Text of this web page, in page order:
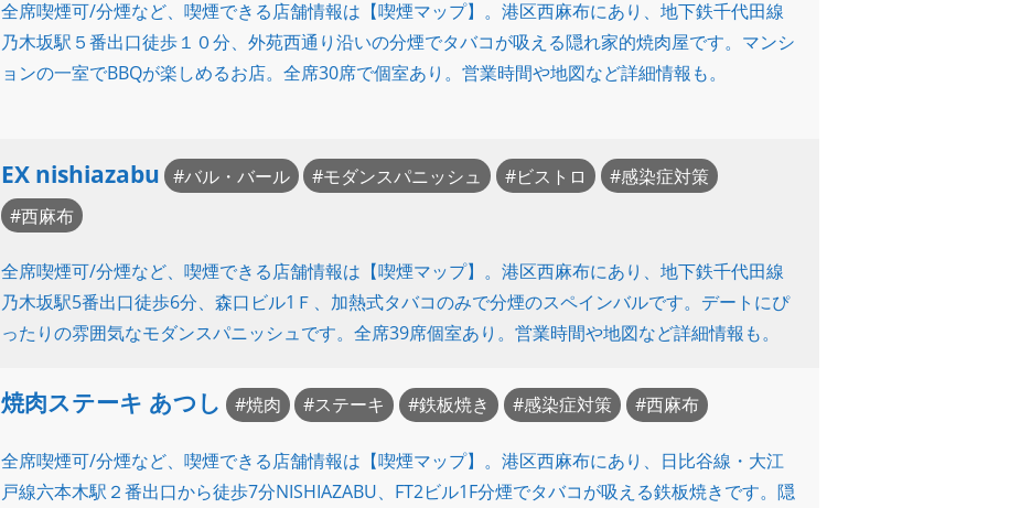
全席喫煙可/分煙など、喫煙できる店舗情報は【喫煙マップ】。港区西麻布にあり、地下鉄千代田線
乃木坂駅５番出口徒歩１０分、外苑西通り沿いの分煙でタバコが吸える隠れ家的焼肉屋です。マンシ
ョンの一室でBBQが楽しめるお店。全席30席で個室あり。営業時間や地図など詳細情報も。
EX nishiazabu バル・バール モダンスパニッシュ ビストロ
感染症対策
西麻布
全席喫煙可/分煙など、喫煙できる店舗情報は【喫煙マップ】。港区西麻布にあり、地下鉄千代田線
乃木坂駅5番出口徒歩6分、森口ビル1Ｆ、加熱式タバコのみで分煙のスペインバルです。デートにぴ
ったりの雰囲気なモダンスパニッシュです。全席39席個室あり。営業時間や地図など詳細情報も。
焼肉ステーキ あつし 焼肉 ステーキ 鉄板焼き 感染症対策 西麻布
全席喫煙可/分煙など、喫煙できる店舗情報は【喫煙マップ】。港区西麻布にあり、日比谷線・大江
戸線六本木駅２番出口から徒歩7分NISHIAZABU、FT2ビル1F分煙でタバコが吸える鉄板焼きです。隠